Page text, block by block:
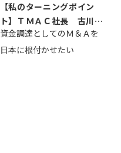
【私のターニングポイン
ト】ＴＭＡＣ社長 古川英
一
資金調達としてのＭ＆Ａを
日本に根付かせたい